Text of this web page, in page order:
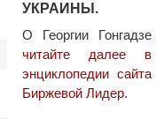
УКРАИНЫ.
О Георгии Гонгадзе
читайте далее в
энциклопедии сайта
Биржевой Лидер.